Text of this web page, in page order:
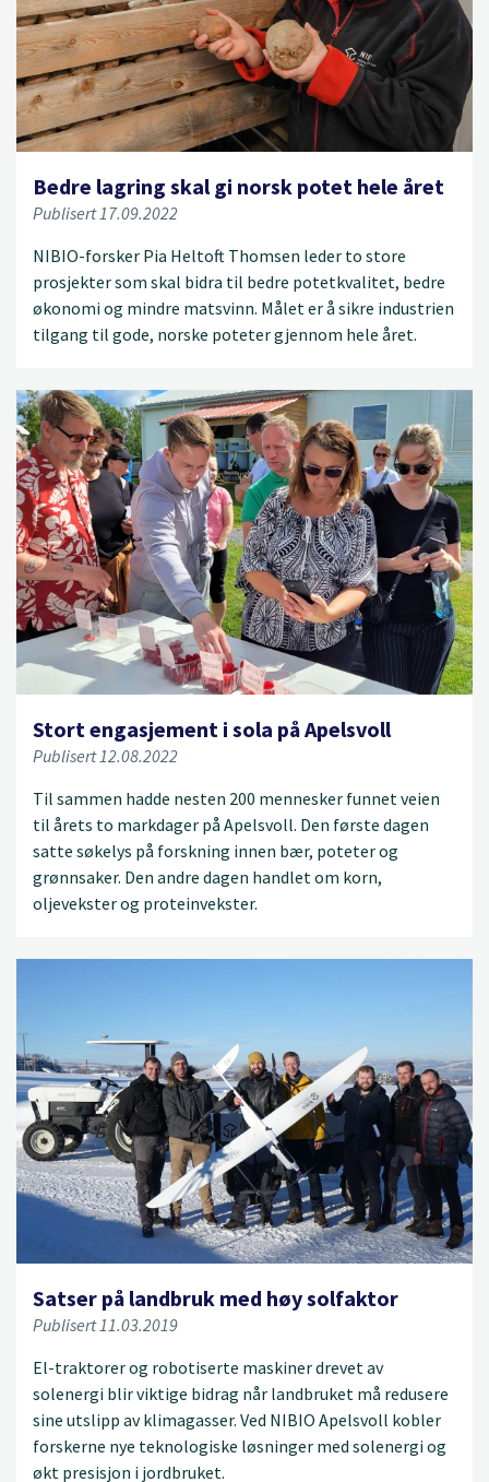
Bedre lagring skal gi norsk potet hele året
Publisert 17.09.2022
NIBIO-forsker Pia Heltoft Thomsen leder to store
prosjekter som skal bidra til bedre potetkvalitet, bedre
økonomi og mindre matsvinn. Målet er å sikre industrien
tilgang til gode, norske poteter gjennom hele året.
Stort engasjement i sola på Apelsvoll
Publisert 12.08.2022
Til sammen hadde nesten 200 mennesker funnet veien
til årets to markdager på Apelsvoll. Den første dagen
satte søkelys på forskning innen bær, poteter og
grønnsaker. Den andre dagen handlet om korn,
oljevekster og proteinvekster.
Satser på landbruk med høy solfaktor
Publisert 11.03.2019
El-traktorer og robotiserte maskiner drevet av
solenergi blir viktige bidrag når landbruket må redusere
sine utslipp av klimagasser. Ved NIBIO Apelsvoll kobler
forskerne nye teknologiske løsninger med solenergi og
økt presisjon i jordbruket.